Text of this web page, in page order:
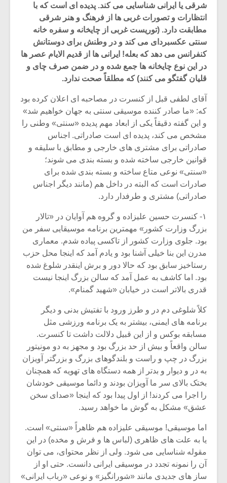
شرقی یا ایرانی شناسایی می کند. پدیده ای است که با
انتظارات و تصورات غربی ها از فرهنگ و هنر شرقی
مطابقت دارد. (توریست غربی از چایخانه و سفره خانه
سنتی عکسبردای می کند و در وطنش برای دوستانش
کنفرانس می دهد که بعله! ایرانی ها از قدیم الایام عصر ها
در این نوع چایخانه ها جمع شده و در ضمن صرف چای و
قلیان گفتگو می کنند) که مطلقاً صحت ندارد.
آقای لطفی قبل از کنسرت در مصاحبه ای اعلان کرده بود
که: «ما صادر کننده موسیقی سنتی به جهان خواهیم شد»
و این گفته دقیقاً یکی از ابعاد مهم پدیده «سنتی» وطنی را
مشخص می کند، پدیده ای است صادراتی. اجناس
صادراتی برای مشتری های خارجی و مطابق با سلیقه و
قوانین خارجی ساخته شده و بسته بندی می شوند؛
«سنتی» نوعی متاع ساخته و بسته بندی شده برای
صادرات است که البته در داخل هم (مانند دیگر اجناس
صادراتی) مشتری و طرفدار دارد.
۱- کنسرت حسین علیزاده و گروه هم آوایان در «تالار
بزرگ وزارت کشور» مهمترین برنامه موسیقایی سفر من
بود. جلوی وزارت کشور از تاکسی پیاده شدم. معماری
مدرن این بنا خیلی آشنا بود و یادم آمد که اینجا محل حزب
رستاخیز سابق بود که حالا دور و برش اینقدر شلوغ شده
بود. اما کاشف به عمل آمد که سالن بزرگ اینجا نیست
قدری بالاتر است در خیابان «شهید گمنام».
کلاً شلوغی دم در و طرز ورود با تفتیش بدنی و دیگر
برنامه های ایمنی، بیشتر به یک برنامه ورزشی مثل
مسابقه بوکس و از این قبیل دلالت داشت تا کنسرت.
سالن واقعاً و بیش از حد بزرگ بود و مجهز به دو مونیتور
بزرگ در چپ و راست و بلندگوهای بزرگ و بزرگتر آویزان
به در و دیوار و بدتر از همه دستگاه های تهویه که همچنان
بختک بالای سر ما آویزان بودند و دائما موسیقی خودشان
را اجرا می کردند! از اول پیدا بود که اینجا «صدای سخن
عشق» مشکل به گوش ما خواهد رسید.
اما موسیقی! موسیقی علیزاده هم ظاهراً «سنتی» است.
یا به علت های ظاهری (لباس ها و فرش و مخده) در این
مقوله شناسایی می شود. ولی از نظر محتوای، می توان
آن را نمونه تجدد در موسیقی ایرانی دانست. حتی او از
ساز های جدیدی مانند «شورانگیز» و نوعی «رباب ایرانی»
میکلوش روژا
متن فیلم «متری
شیش و نیم»
اگر نمی توانی
مشهورترین باشی،
بدنام ترین باش
سکانسی
موسیقی